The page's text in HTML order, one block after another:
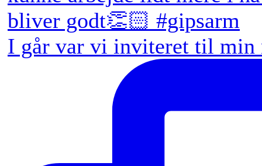
I går var vi inviteret til min